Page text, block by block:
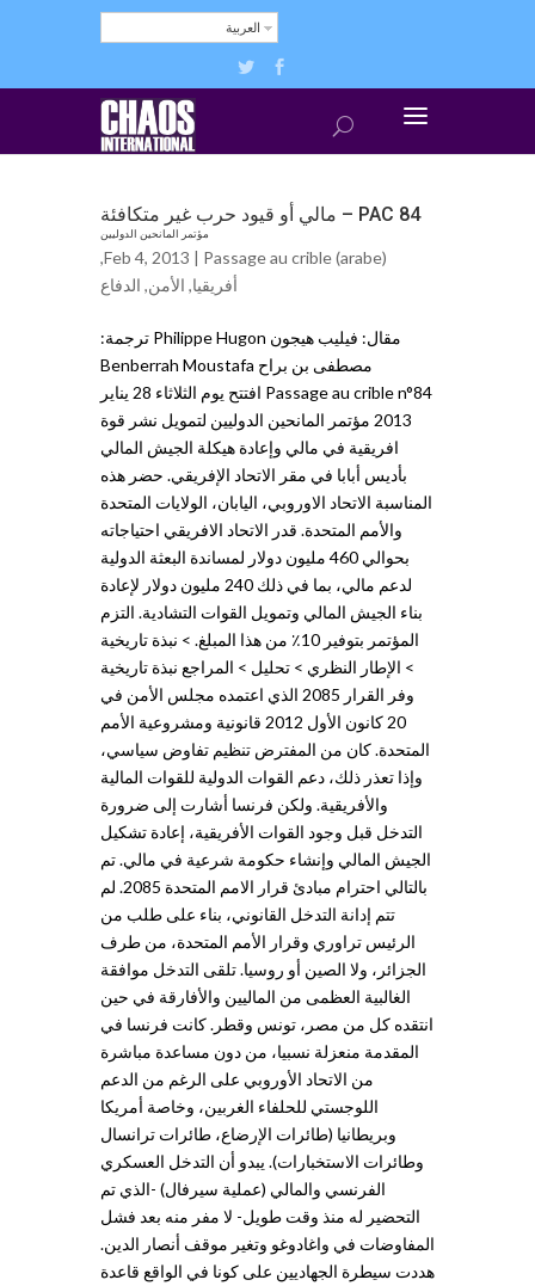
العربية
PAC 84 – مالي أو قيود حرب غير متكافئة
مؤتمر المانحين الدوليين
Feb 4, 2013 | Passage au crible (arabe)
,
أفريقيا, الأمن, الدفاع
مقال: فيليب هيجون Philippe Hugon ترجمة:
مصطفى بن براح Benberrah Moustafa
Passage au crible n°84 افتتح يوم الثلاثاء 28 يناير
2013 مؤتمر المانحين الدوليين لتمويل نشر قوة
افريقية في مالي وإعادة هيكلة الجيش المالي
بأديس أبابا في مقر الاتحاد الإفريقي. حضر هذه
المناسبة الاتحاد الاوروبي، اليابان، الولايات المتحدة
والأمم المتحدة. قدر الاتحاد الافريقي احتياجاته
بحوالي 460 مليون دولار لمساندة البعثة الدولية
لدعم مالي، بما في ذلك 240 مليون دولار لإعادة
بناء الجيش المالي وتمويل القوات التشادية. التزم
المؤتمر بتوفير 10٪ من هذا المبلغ. > نبذة تاريخية
> الإطار النظري > تحليل > المراجع نبذة تاريخية
وفر القرار 2085 الذي اعتمده مجلس الأمن في
20 كانون الأول 2012 قانونية ومشروعية الأمم
المتحدة. كان من المفترض تنظيم تفاوض سياسي،
وإذا تعذر ذلك، دعم القوات الدولية للقوات المالية
والأفريقية. ولكن فرنسا أشارت إلى ضرورة
التدخل قبل وجود القوات الأفريقية، إعادة تشكيل
الجيش المالي وإنشاء حكومة شرعية في مالي. تم
بالتالي احترام مبادئ قرار الامم المتحدة 2085. لم
تتم إدانة التدخل القانوني، بناء على طلب من
الرئيس تراوري وقرار الأمم المتحدة، من طرف
الجزائر، ولا الصين أو روسيا. تلقى التدخل موافقة
الغالبية العظمى من الماليين والأفارقة في حين
انتقده كل من مصر، تونس وقطر. كانت فرنسا في
المقدمة منعزلة نسبيا، من دون مساعدة مباشرة
من الاتحاد الأوروبي على الرغم من الدعم
اللوجستي للحلفاء الغربين، وخاصة أمريكا
وبريطانيا (طائرات الإرضاع، طائرات ترانسال
وطائرات الاستخبارات). يبدو أن التدخل العسكري
الفرنسي والمالي (عملية سيرفال) -الذي تم
التحضير له منذ وقت طويل- لا مفر منه بعد فشل
المفاوضات في واغادوغو وتغير موقف أنصار الدين.
هددت سيطرة الجهاديين على كونا في الواقع قاعدة